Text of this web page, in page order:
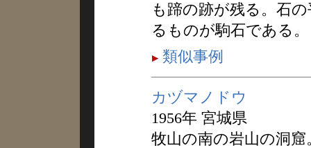
も蹄の跡が残る。石
るものが駒石である。
類似事例
カヅマノドウ
1956年 宮城県
牧山の南の岩山の洞